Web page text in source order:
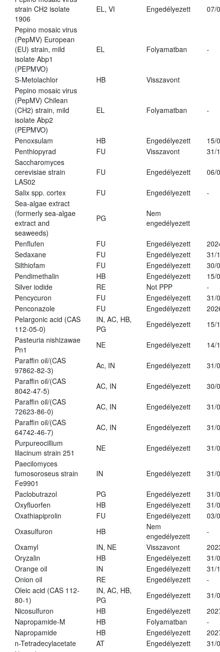
strain CH2 isolate
1906
EL, VI Engedélyezett 07/
Pepino mosaic virus
(PepMV) European
(EU) strain, mild
isolate Abp1
(PEPMVO)
EL Folyamatban -
S-Metolachlor HB
Visszavont
Pepino mosaic virus
(PepMV) Chilean
(CH2) strain, mild
isolate Abp2
(PEPMVO)
EL Folyamatban -
Penoxsulam HB Engedélyezett
15/
Penthiopyrad
FU Visszavont
31/
Saccharomyces
cerevisiae strain
LAS02
FU Engedélyezett 06/
Salix spp. cortex FU Engedélyezett
-
Sea-algae extract
(formerly sea-algae
extract and
seaweeds)
PG
Nem
engedélyezett
Penflufen FU Engedélyezett
Sedaxane
FU Engedélyezett
31/
Silthiofam
FU Engedélyezett
30/
Pendimethalin
HB Engedélyezett
15/
Silver iodide
RE Not PPP
-
Pencycuron
FU Engedélyezett
31/
Penconazole
FU Engedélyezett
Pelargonic acid (CAS
112-05-0)
IN, AC, HB,
PG
Engedélyezett
15/
Pasteuria nishizawae
Pn1
NE Engedélyezett
14/
Paraffin oil/(CAS
97862-82-3)
Ac, IN Engedélyezett
31/
Paraffin oil/(CAS
8042-47-5)
AC, IN Engedélyezett
30/
Paraffin oil/(CAS
72623-86-0)
AC, IN Engedélyezett
31/
Paraffin oil/(CAS
64742-46-7)
AC, IN Engedélyezett
31/
Purpureocillium
lilacinum strain 251
NE Engedélyezett
31/
Paecilomyces
fumosoroseus strain
Fe9901
IN Engedélyezett 31/
Paclobutrazol PG Engedélyezett
31/
Oxyfluorfen
HB Engedélyezett
31/
Oxathiapiprolin
FU Engedélyezett
03/
Oxasulfuron
HB
Nem
engedélyezett
-
Oxamyl
IN, NE Visszavont
Oryzalin
HB Engedélyezett
31/
Orange oil
IN Engedélyezett
31/
Onion oil
RE Engedélyezett
-
Oleic acid (CAS 112-
80-1)
IN, AC, HB,
PG
Engedélyezett
31/
Nicosulfuron
HB Engedélyezett
Napropamide-M
HB Folyamatban
-
Napropamide
HB Engedélyezett
n-Tetradecylacetate
AT Engedélyezett
31/